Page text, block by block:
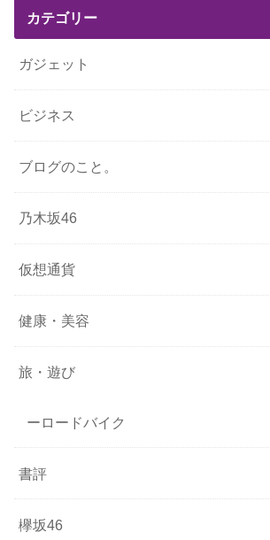
カテゴリー
ガジェット
ビジネス
ブログのこと。
乃木坂46
仮想通貨
健康・美容
旅・遊び
ーロードバイク
書評
欅坂46